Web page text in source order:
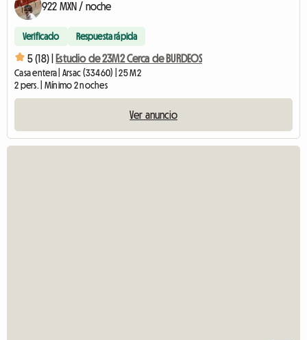
922 MXN / noche
Verificado Respuesta rápida
5 (18) | Estudio de 23M2 Cerca de BURDEOS
Casa entera | Arsac (33460) | 25 M2
2 pers. | Mínimo 2 noches
Ver anuncio